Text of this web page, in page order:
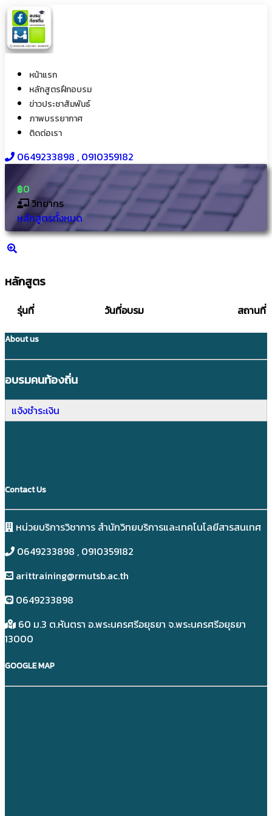
หน้าแรก
หลักสูตรฝึกอบรม
ข่าวประชาสัมพันธ์
ภาพบรรยากาศ
ติดต่อเรา
0649233898​ , 0910359182
฿0
วิทยากร
หลักสูตรทั้งหมด
หลักสูตร
รุ่นที่ วันที่อบรม สถานที่
About us
อบรมคนท้องถิ่น
แจ้งชำระเงิน
Contact Us
หน่วยบริการวิชาการ สำนักวิทยบริการและเทคโนโลยีสารสนเทศ
0649233898​ , 0910359182
arittraining@rmutsb.ac.th
0649233898​
60 ม.3 ต.หันตรา อ.พระนครศรีอยุธยา จ.พระนครศรีอยุธยา
13000
GOOGLE MAP